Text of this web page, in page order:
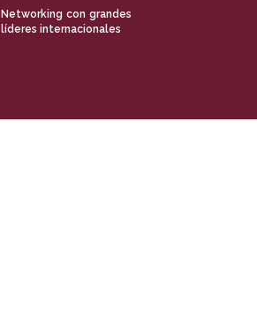
Networking con grandes
líderes internacionales